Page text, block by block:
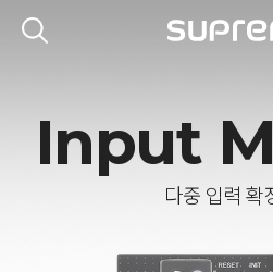
Input
다중 입력 확